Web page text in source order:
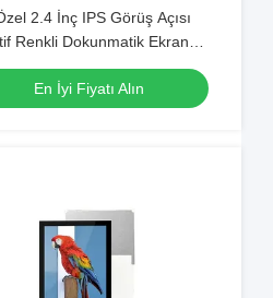
2.4 İnç IPS Görüş Açısı
Renkli Dokunmatik Ekran
Çözünürlük TFT LCD Modül
En İyi Fiyatı Alın